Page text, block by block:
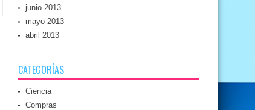
junio 2013
mayo 2013
abril 2013
CATEGORÍAS
Ciencia
Compras